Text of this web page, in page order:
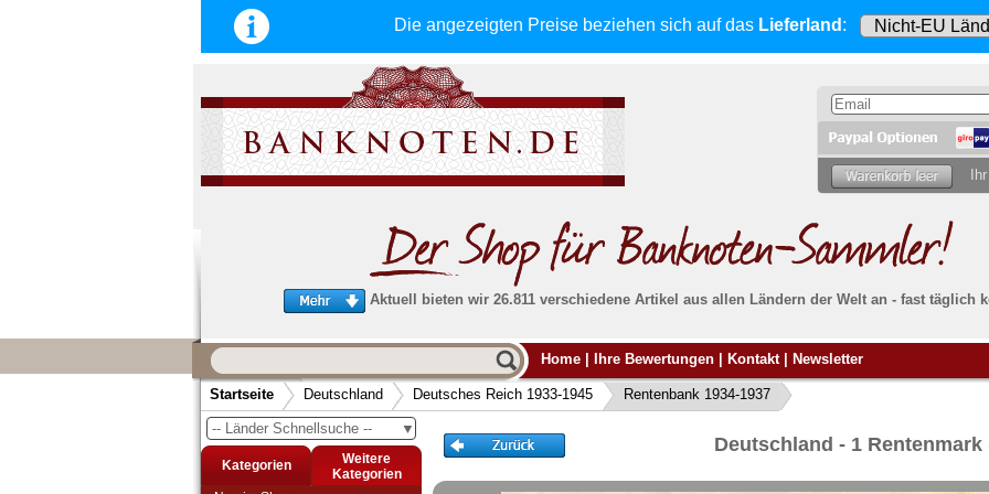
Die angezeigten Preise beziehen sich auf das Lieferland :
Aktuell bieten wir 26.811 verschiedene Artikel aus allen Ländern der Welt an - fast täglich
schnellen, sicheren und zuverlässigen
Service
Schneller und sicherer Versand-
Bestellungen werktags bis 14:00 Uhr, können
noch am selben Tag verschickt werden.
(Versand mit DHL oder Deutsche Post)
Alle Lieferungen, auch ins Ausland, werden
von uns voll versichert. Sie habenkein Risiko
falls die Sendung verloren geht oder beschädigt
wird.
Absolute Zuverlässigkeit:sowohl in puncto
Senden
Ihrer
Weitere
Home Ihre Bewertungen Kontakt Newsletter
Startseite Deutschland Deutsches Reich 1933-1945 Rentenbank 1934-1937
▼
-- Länder Schnellsuche --
Kategorien
Weitere
Kategorien
Deutschland - 1 Rentenmark